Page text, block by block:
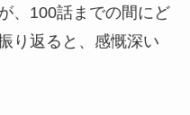
、100話までの間にど
り返ると、感慨深い